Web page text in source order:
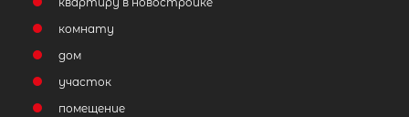
комнату
дом
участок
помещение